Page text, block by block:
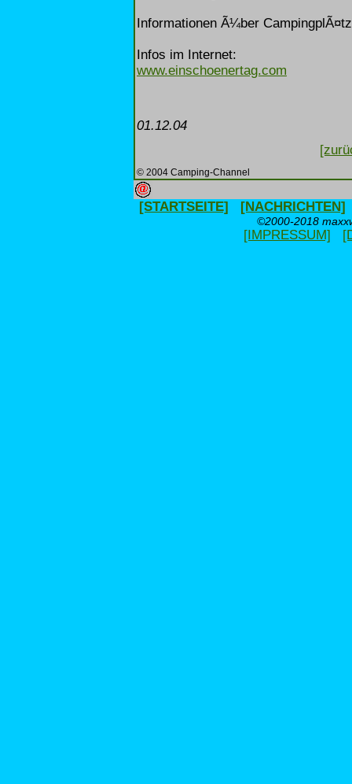
Informationen Ã¼ber
Infos im Internet:
www.einschoenertag.com
01.12.04
© 2004 Camping-Channel
[STARTSEITE] [NACHRICHTEN]
©2000-2018
[IMPRESSUM]